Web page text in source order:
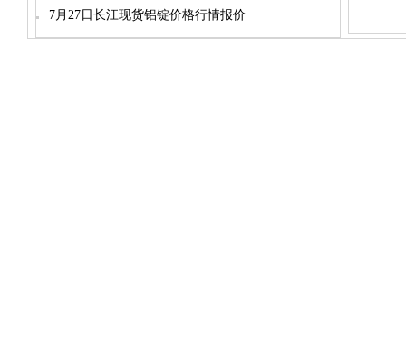
7月27日长江现货铝锭价格行情报价